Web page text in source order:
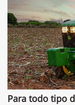
Para todo tipo